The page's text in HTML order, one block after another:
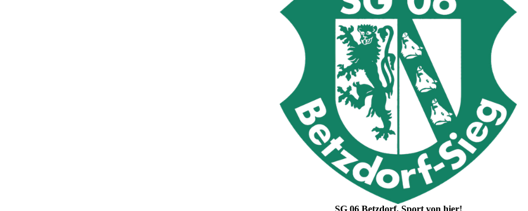
SG 06 Betzdorf. Sport von hier!